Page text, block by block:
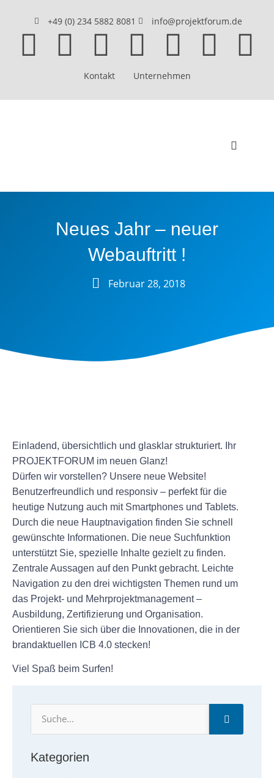
+49 (0) 234 5882 8081 info@projektforum.de
Kontakt Unternehmen
Neues Jahr – neuer
Webauftritt !
Februar 28, 2018
Einladend, übersichtlich und glasklar strukturiert. Ihr
PROJEKTFORUM im neuen Glanz!
Dürfen wir vorstellen? Unsere neue Website!
Benutzerfreundlich und responsiv – perfekt für die
heutige Nutzung auch mit Smartphones und Tablets.
Durch die neue Hauptnavigation finden Sie schnell
gewünschte Informationen. Die neue Suchfunktion
unterstützt Sie, spezielle Inhalte gezielt zu finden.
Zentrale Aussagen auf den Punkt gebracht. Leichte
Navigation zu den drei wichtigsten Themen rund um
das Projekt- und Mehrprojektmanagement –
Ausbildung, Zertifizierung und Organisation.
Orientieren Sie sich über die Innovationen, die in der
brandaktuellen ICB 4.0 stecken!
Viel Spaß beim Surfen!
Kategorien